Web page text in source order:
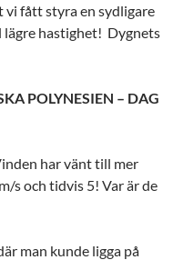
fått styra en sydligare
lägre hastighet! Dygnets
POLYNESIEN – DAG
har vänt till mer
s och tidvis 5! Var är de
man kunde ligga på